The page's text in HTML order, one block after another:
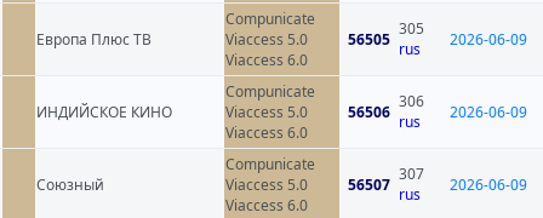
Европа Плюс ТВ
Compunicate
Viaccess 5.0
Viaccess 6.0
56505
305
rus
2026-06-09
ИНДИЙСКОЕ КИНО
Compunicate
Viaccess 5.0
Viaccess 6.0
56506
306
rus
2026-06-09
Союзный
Compunicate
Viaccess 5.0
Viaccess 6.0
56507
307
rus
2026-06-09